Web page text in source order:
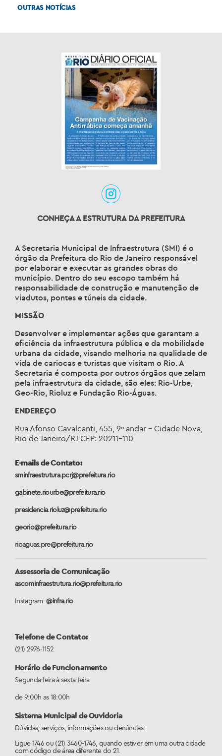
OUTRAS NOTÍCIAS
CONHEÇA A ESTRUTURA DA PREFEITURA
A Secretaria Municipal de Infraestrutura (SMI) é o
órgão da Prefeitura do Rio de Janeiro responsável
por elaborar e executar as grandes obras do
município. Dentro do seu escopo também há
responsabilidade de construção e manutenção de
viadutos, pontes e túneis da cidade.
MISSÃO
Desenvolver e implementar ações que garantam a
eficiência da infraestrutura pública e da mobilidade
urbana da cidade, visando melhoria na qualidade de
vida de cariocas e turistas que visitam o Rio. A
Secretaria é composta por outros órgãos que zelam
pela infraestrutura da cidade, são eles: Rio-Urbe,
Geo-Rio, Rioluz e Fundação Rio-Águas.
ENDEREÇO
Rua Afonso Cavalcanti, 455, 9º andar – Cidade Nova,
Rio de Janeiro/RJ CEP: 20211-110
E-mails de Contato:
sminfraestrutura.pcrj@prefeitura.rio
gabinete.riourbe@prefeitura.rio
presidencia.rioluz@prefeitura.rio
georio@prefeitura.rio
rioaguas.pre@prefeitura.rio
Assessoria de Comunicação
ascominfraestrutura.rio@prefeitura.rio
Instagram:@infra.rio
Telefone de Contato:
(21) 2976-1152
Horário de Funcionamento
Segunda-feira à sexta-feira
de 9:00h as 18:00h
Sistema Municipal de Ouvidoria
Dúvidas, serviços, informações ou denúncias:
Ligue 1746 ou (21) 3460-1746, quando estiver em uma outra cidade
com código de área diferente do 21.